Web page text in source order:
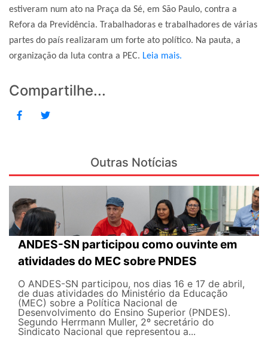
estiveram num ato na Praça da Sé, em São Paulo, contra a
Refora da Previdência. Trabalhadoras e trabalhadores de várias
partes do país realizaram um forte ato político. Na pauta, a
organização da luta contra a PEC. Leia mais.
Compartilhe...
Outras Notícias
ANDES-SN participou como ouvinte em
atividades do MEC sobre PNDES
O ANDES-SN participou, nos dias 16 e 17 de abril,
de duas atividades do Ministério da Educação
(MEC) sobre a Política Nacional de
Desenvolvimento do Ensino Superior (PNDES).
Segundo Herrmann Muller, 2º secretário do
Sindicato Nacional que representou a...